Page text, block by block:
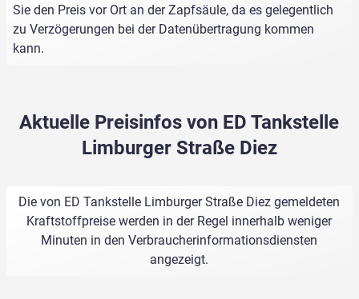
Sie den Preis vor Ort an der Zapfsäule, da es gelegentlich
zu Verzögerungen bei der Datenübertragung kommen
kann.
Aktuelle Preisinfos von ED Tankstelle
Limburger Straße Diez
Die von ED Tankstelle Limburger Straße Diez gemeldeten
Kraftstoffpreise werden in der Regel innerhalb weniger
Minuten in den Verbraucherinformationsdiensten
angezeigt.